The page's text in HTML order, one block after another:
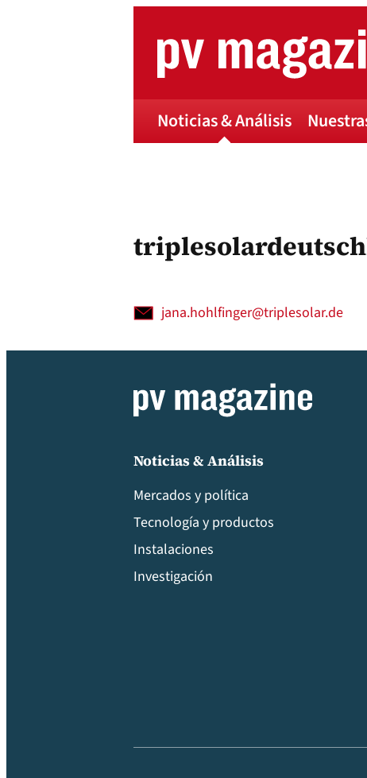
Noticias & Análisis
jana.hohlfinger@triplesolar.de
Noticias & Análisis
Mercados y política
Tecnología y productos
Instalaciones
Investigación